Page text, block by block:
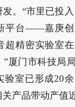
。“市里已投
平台——嘉庚创
超精密实验室
厦门市科技局
验室已形成20
产品带动产值